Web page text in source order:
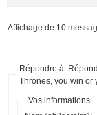
Affichage de 10
Répondre à:
Thrones, you win or
Vos informations: